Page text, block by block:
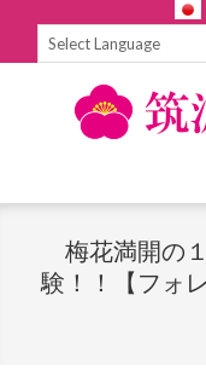
Navigation
梅花満開の
験！！【フォ